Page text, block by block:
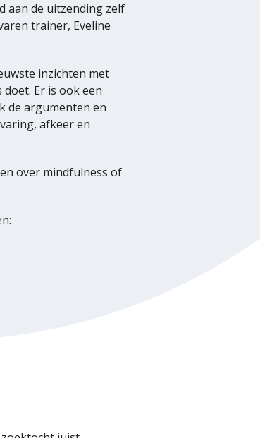
aan de uitzending zelf
trainer, Eveline
inzichten met
Er is ook een
de argumenten en
afkeer en
over mindfulness of